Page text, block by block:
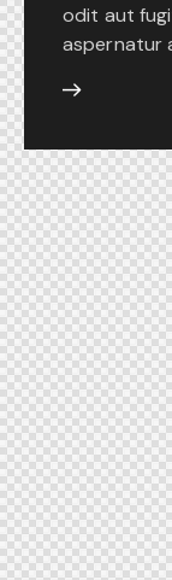
odit aut
aspernatur